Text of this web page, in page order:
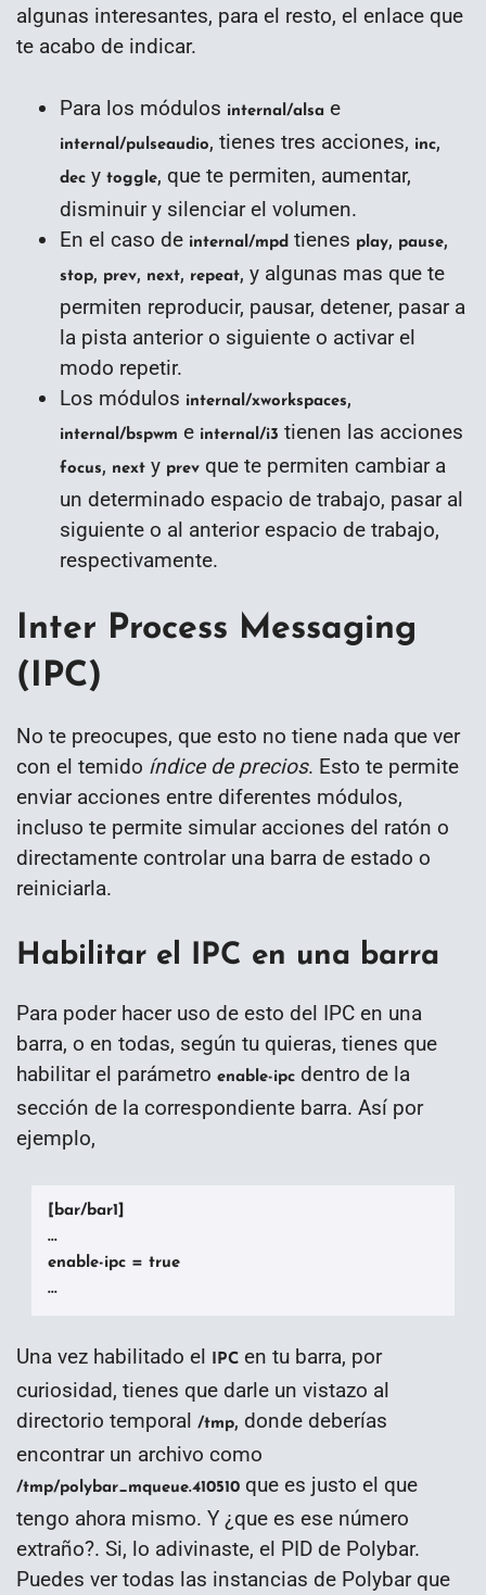
algunas interesantes, para el resto, el enlace que
te acabo de indicar.
Para los módulos internal/alsa e
internal/pulseaudio, tienes tres acciones, inc,
dec y toggle, que te permiten, aumentar,
disminuir y silenciar el volumen.
En el caso de internal/mpd tienes play, pause,
stop, prev, next, repeat, y algunas mas que te
permiten reproducir, pausar, detener, pasar a
la pista anterior o siguiente o activar el
modo repetir.
Los módulos internal/xworkspaces,
internal/bspwm e internal/i3 tienen las acciones
focus, next y prev que te permiten cambiar a
un determinado espacio de trabajo, pasar al
siguiente o al anterior espacio de trabajo,
respectivamente.
Inter Process Messaging
(IPC)
No te preocupes, que esto no tiene nada que ver
con el temido índice de precios. Esto te permite
enviar acciones entre diferentes módulos,
incluso te permite simular acciones del ratón o
directamente controlar una barra de estado o
reiniciarla.
Habilitar el IPC en una barra
Para poder hacer uso de esto del IPC en una
barra, o en todas, según tu quieras, tienes que
habilitar el parámetro enable-ipc dentro de la
sección de la correspondiente barra. Así por
ejemplo,
[bar/bar1]
...
enable-ipc = true
...
Una vez habilitado el IPC en tu barra, por
curiosidad, tienes que darle un vistazo al
directorio temporal /tmp, donde deberías
encontrar un archivo como
/tmp/polybar_mqueue.410510 que es justo el que
tengo ahora mismo. Y ¿que es ese número
extraño?. Si, lo adivinaste, el PID de Polybar.
Puedes ver todas las instancias de Polybar que